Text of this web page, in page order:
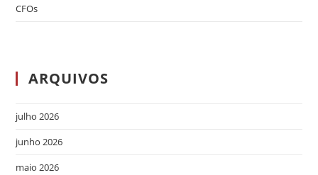
CFOs
ARQUIVOS
julho 2026
junho 2026
maio 2026